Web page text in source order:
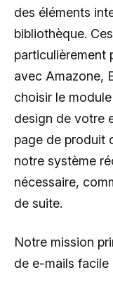
des éléments
bibliothèque.
particulièrement
avec Amazone,
choisir le
design de votre
page de produit
notre système
nécessaire,
de suite.
Notre mission
de e-mails facile